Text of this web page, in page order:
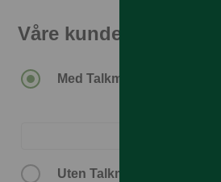
Våre kunder får den
Med Talkmore-abonnement.
Uten Talkmore-